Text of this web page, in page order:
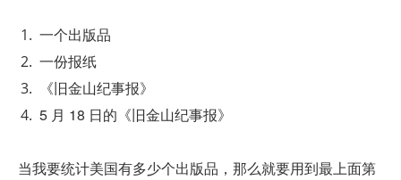
一个出版品
一份报纸
《旧金山纪事报》
5 月 18 日的《旧金山纪事报》
当我要统计美国有多少个出版品，那么就要用到最上面第